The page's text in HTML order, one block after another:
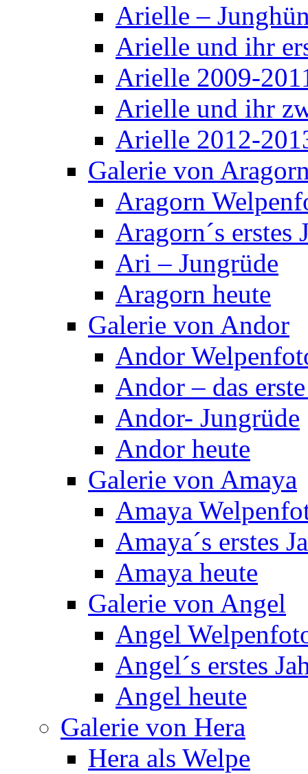
Arielle –
Arielle und ihr
Arielle 2009-
Arielle und ihr
Arielle 2012-
Galerie von
Aragorn
Aragorn´s erstes
Ari – Jungrüde
Aragorn heute
Galerie von Andor
Andor
Andor – das
Andor- Jungrüde
Andor heute
Galerie von Amaya
Amaya
Amaya´s erstes
Amaya heute
Galerie von Angel
Angel
Angel´s erstes
Angel heute
Galerie von Hera
Hera als Welpe